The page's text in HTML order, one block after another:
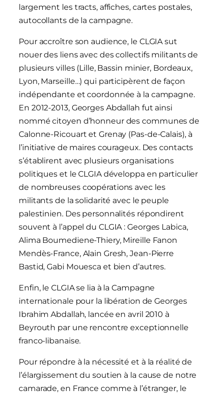
largement les tracts, affiches, cartes postales,
autocollants de la campagne.
Pour accroître son audience, le CLGIA sut
nouer des liens avec des collectifs militants de
plusieurs villes (Lille, Bassin minier, Bordeaux,
Lyon, Marseille…) qui participèrent de façon
indépendante et coordonnée à la campagne.
En 2012-2013, Georges Abdallah fut ainsi
nommé citoyen d’honneur des communes de
Calonne-Ricouart et Grenay (Pas-de-Calais), à
l’initiative de maires courageux. Des contacts
s’établirent avec plusieurs organisations
politiques et le CLGIA développa en particulier
de nombreuses coopérations avec les
militants de la solidarité avec le peuple
palestinien. Des personnalités répondirent
souvent à l’appel du CLGIA : Georges Labica,
Alima Boumediene-Thiery, Mireille Fanon
Mendès-France, Alain Gresh, Jean-Pierre
Bastid, Gabi Mouesca et bien d’autres.
Enfin, le CLGIA se lia à la Campagne
internationale pour la libération de Georges
Ibrahim Abdallah, lancée en avril 2010 à
Beyrouth par une rencontre exceptionnelle
franco-libanaise.
Pour répondre à la nécessité et à la réalité de
l’élargissement du soutien à la cause de notre
camarade, en France comme à l’étranger, le